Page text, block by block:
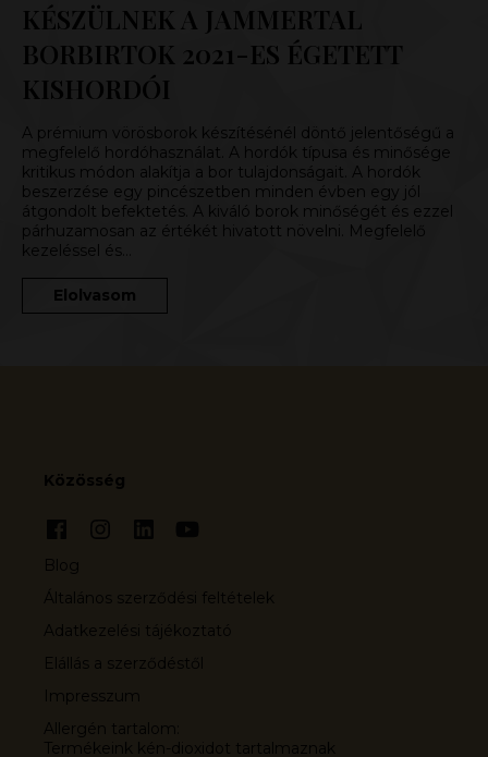
KÉSZÜLNEK A JAMMERTAL
BORBIRTOK 2021-ES ÉGETETT
KISHORDÓI
A prémium vörösborok készítésénél döntő jelentőségű a
megfelelő hordóhasználat. A hordók típusa és minősége
kritikus módon alakítja a bor tulajdonságait. A hordók
beszerzése egy pincészetben minden évben egy jól
átgondolt befektetés. A kiváló borok minőségét és ezzel
párhuzamosan az értékét hivatott növelni. Megfelelő
kezeléssel és…
Elolvasom
Közösség
Blog
Általános szerződési feltételek
Adatkezelési tájékoztató
Elállás a szerződéstől
Impresszum
Allergén tartalom:
Termékeink kén-dioxidot tartalmaznak